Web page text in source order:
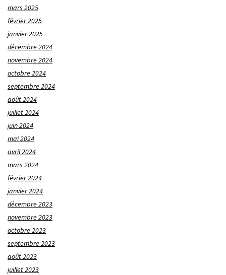
mars 2025
février 2025
janvier 2025
décembre 2024
novembre 2024
octobre 2024
septembre 2024
août 2024
juillet 2024
juin 2024
mai 2024
avril 2024
mars 2024
février 2024
janvier 2024
décembre 2023
novembre 2023
octobre 2023
septembre 2023
août 2023
juillet 2023